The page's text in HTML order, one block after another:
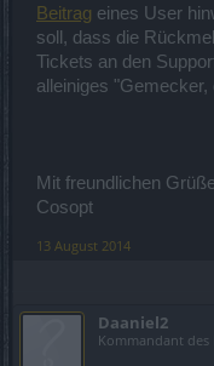
Beitrag eines User
soll, dass die
Tickets an den
alleiniges
Mit freundlichen
Cosopt
13 August 2014
Daaniel2
Kommandant des